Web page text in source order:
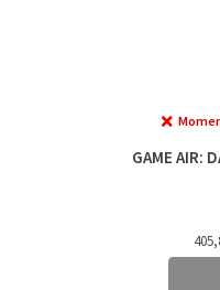
GAME AIR: